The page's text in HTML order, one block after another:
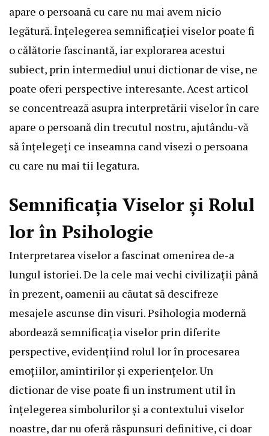
apare o persoană cu care nu mai avem nicio
legătură. Înțelegerea semnificației viselor poate fi
o călătorie fascinantă, iar explorarea acestui
subiect, prin intermediul unui dictionar de vise, ne
poate oferi perspective interesante. Acest articol
se concentrează asupra interpretării viselor în care
apare o persoană din trecutul nostru, ajutându-vă
să înțelegeți ce inseamna cand visezi o persoana
cu care nu mai tii legatura.
Semnificația Viselor și Rolul
lor în Psihologie
Interpretarea viselor a fascinat omenirea de-a
lungul istoriei. De la cele mai vechi civilizații până
în prezent, oamenii au căutat să descifreze
mesajele ascunse din visuri. Psihologia modernă
abordează semnificația viselor prin diferite
perspective, evidențiind rolul lor în procesarea
emoțiilor, amintirilor și experiențelor. Un
dictionar de vise poate fi un instrument util în
înțelegerea simbolurilor și a contextului viselor
noastre, dar nu oferă răspunsuri definitive, ci doar